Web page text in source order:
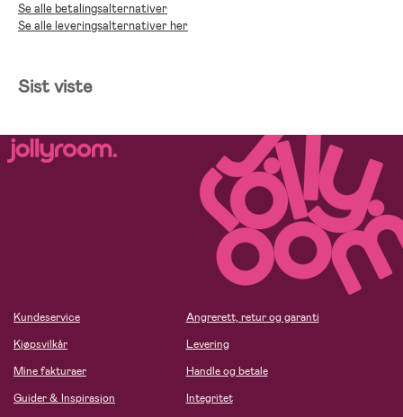
Se alle betalingsalternativer
Se alle leveringsalternativer her
Sist viste
Kundeservice
Kjøpsvilkår
Mine fakturaer
Guider & Inspirasjon
Angrerett, retur og garanti
Levering
Handle og betale
Integritet